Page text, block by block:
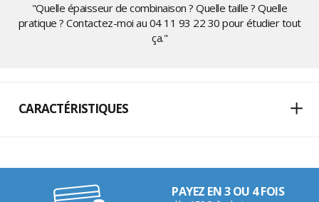
"Quelle épaisseur de combinaison ? Quelle taille ? Quelle
pratique ? Contactez-moi au 04 11 93 22 30 pour étudier tout
ça."
CARACTÉRISTIQUES
PAYEZ EN 3 OU 4 FOIS